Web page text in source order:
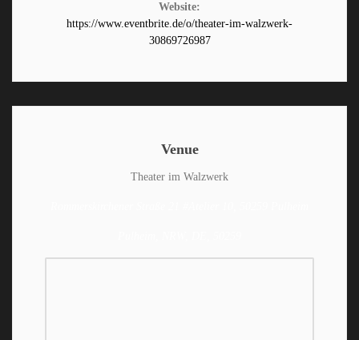
Website:
https://www.eventbrite.de/o/theater-im-walzwerk-
30869726987
Venue
Theater im Walzwerk